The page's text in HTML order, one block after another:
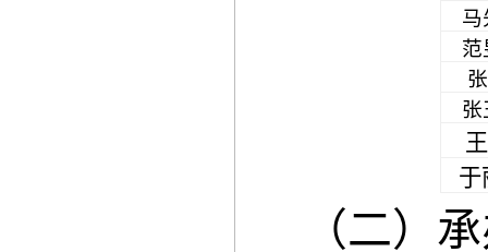
马
范
张
王
于
（二）